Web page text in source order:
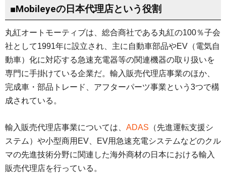
■Mobileyeの日本代理店という役割
丸紅オートモーティブは、総合商社である丸紅の100％子会
社として1991年に設立され、主に自動車部品やEV（電気自
動車）化に対応する急速充電器等の関連機器の取り扱いを
専門に手掛けている企業だ。輸入販売代理店事業のほか、
完成車・部品トレード、アフターパーツ事業という3つで構
成されている。
輸入販売代理店事業については、 ADAS （先進運転支援シ
ステム）や小型商用EV、EV用急速充電システムなどのクル
マの先進技術分野に関連した海外商材の日本における輸入
販売代理店を行っている。